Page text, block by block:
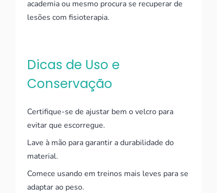
academia ou mesmo procura se recuperar de
lesões com fisioterapia.
Dicas de Uso e
Conservação
Certifique-se de ajustar bem o velcro para
evitar que escorregue.
Lave à mão para garantir a durabilidade do
material.
Comece usando em treinos mais leves para se
adaptar ao peso.